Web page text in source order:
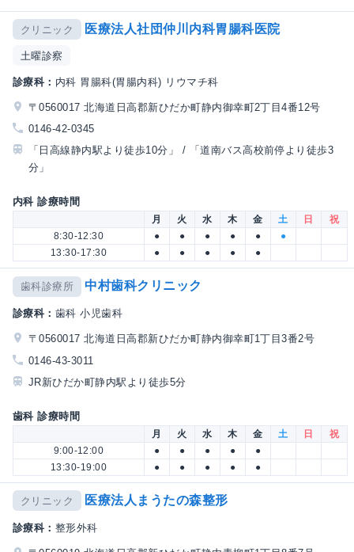
クリニック 医療法人社団仲川内科胃腸科医院
土曜診察
診療科： 内科 胃腸科(胃腸内科) リウマチ科
〒0560017 北海道日高郡新ひだか町静内御幸町2丁目4番12号
0146-42-0345
「日高線静内駅より徒歩10分」 / 「道南バス高校前停より徒歩3
分」
内科 診療時間
月 火 水 木 金 土 日
祝
8:30-12:30
● ● ● ● ●
●
13:30-17:30
● ● ● ● ●
歯科診療所 中村歯科クリニック
診療科： 歯科 小児歯科
〒0560017 北海道日高郡新ひだか町静内御幸町1丁目3番2号
0146-43-3011
JR新ひだか町静内駅より徒歩5分
歯科 診療時間
月 火 水 木 金 土 日
祝
9:00-12:00
● ● ● ●
●
13:30-19:00
● ● ● ● ●
クリニック 医療法人まうたの森整形
診療科： 整形外科